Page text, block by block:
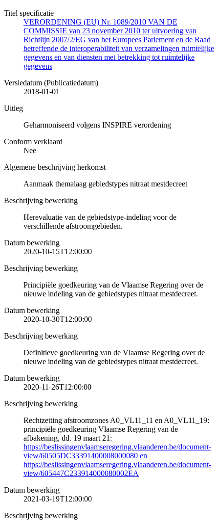
Titel specificatie
VERORDENING (EU) Nr. 1089/2010 VAN DE
COMMISSIE van 23 november 2010 ter uitvoering van
Richtlijn 2007/2/EG van het Europees Parlement en de Raad
betreffende de interoperabiliteit van verzamelingen ruimtelijke
gegevens en van diensten met betrekking tot ruimtelijke
gegevens
Versiedatum (Publicatiedatum)
2018-01-01
Uitleg
Geharmoniseerd volgens INSPIRE verordening
Conform verklaard
Nee
Algemene beschrijving herkomst
Aanmaak themalaag gebiedstypes nitraat mestdecreet
Beschrijving bewerking
Herevaluatie van de gebiedstype-indeling voor de
verschillende afstroomgebieden.
Datum bewerking
2020-10-15T12:00:00
Beschrijving bewerking
Principiële goedkeuring van de Vlaamse Regering over de
nieuwe indeling van de gebiedstypes nitraat mestdecreet.
Datum bewerking
2020-10-30T12:00:00
Beschrijving bewerking
Definitieve goedkeuring van de Vlaamse Regering over de
nieuwe indeling van de gebiedstypes nitraat mestdecreet.
Datum bewerking
2020-11-26T12:00:00
Beschrijving bewerking
Rechtzetting afstroomzones A0_VL11_11 en A0_VL11_19:
principiële goedkeuring Vlaamse Regering van de
afbakening, dd. 19 maart 21:
https://beslissingenvlaamseregering.vlaanderen.be/document-
view/60505DC33391400008000080 en
https://beslissingenvlaamseregering.vlaanderen.be/document-
view/605447C233914000080002EA
Datum bewerking
2021-03-19T12:00:00
Beschrijving bewerking